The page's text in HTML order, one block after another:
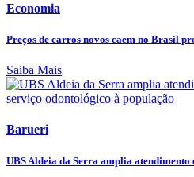
Economia
Preços de carros novos caem no Brasil
Saiba Mais
Barueri
UBS Aldeia da Serra amplia atendimento